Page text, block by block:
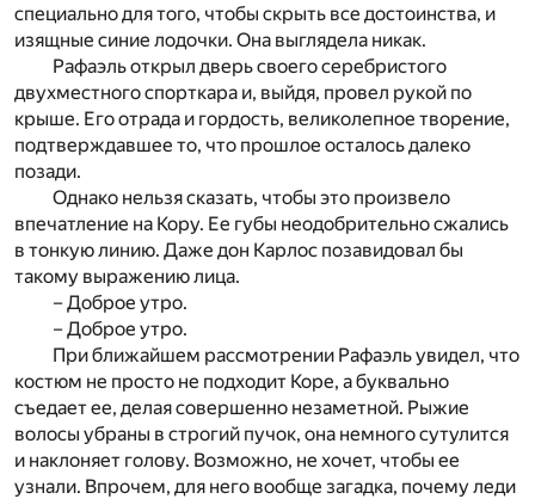
специально для того, чтобы скрыть все достоинства, и
изящные синие лодочки. Она выглядела никак.
Рафаэль открыл дверь своего серебристого
двухместного спорткара и, выйдя, провел рукой по
крыше. Его отрада и гордость, великолепное творение,
подтверждавшее то, что прошлое осталось далеко
позади.
Однако нельзя сказать, чтобы это произвело
впечатление на Кору. Ее губы неодобрительно сжались
в тонкую линию. Даже дон Карлос позавидовал бы
такому выражению лица.
– Доброе утро.
– Доброе утро.
При ближайшем рассмотрении Рафаэль увидел, что
костюм не просто не подходит Коре, а буквально
съедает ее, делая совершенно незаметной. Рыжие
волосы убраны в строгий пучок, она немного сутулится
и наклоняет голову. Возможно, не хочет, чтобы ее
узнали. Впрочем, для него вообще загадка, почему леди